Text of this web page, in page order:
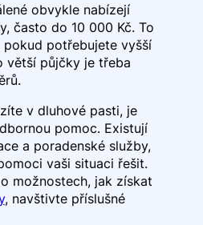
obvykle nabízejí
často do 10 000 Kč. To
potřebujete vyšší
větší půjčky je třeba
v dluhové pasti, je
pomoc. Existují
a poradenské služby,
vaši situaci řešit.
možnostech, jak získat
, navštivte příslušné